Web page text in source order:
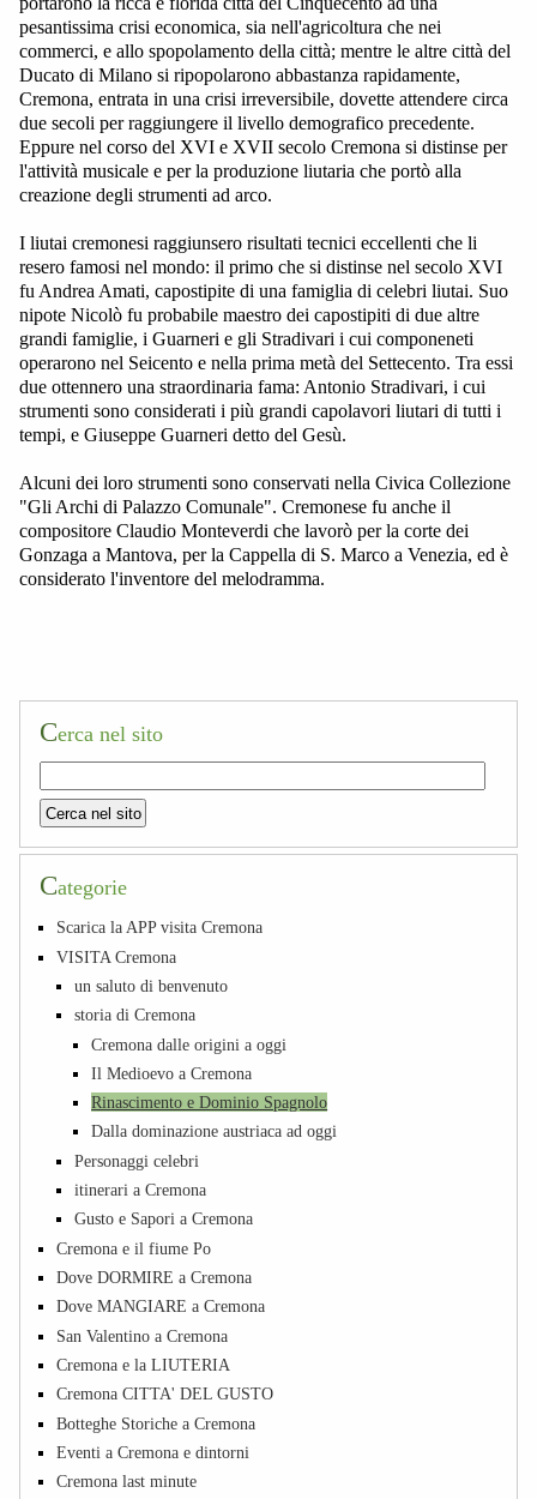
pesantissima crisi economica, sia nell'agricoltura che nei
commerci, e allo spopolamento della città; mentre le altre città del
Ducato di Milano si ripopolarono abbastanza rapidamente,
Cremona, entrata in una crisi irreversibile, dovette attendere circa
due secoli per raggiungere il livello demografico precedente.
Eppure nel corso del XVI e XVII secolo Cremona si distinse per
l'attività musicale e per la produzione liutaria che portò alla
creazione degli strumenti ad arco.
I liutai cremonesi raggiunsero risultati tecnici eccellenti che li
resero famosi nel mondo: il primo che si distinse nel secolo XVI
fu Andrea Amati, capostipite di una famiglia di celebri liutai. Suo
nipote Nicolò fu probabile maestro dei capostipiti di due altre
grandi famiglie, i Guarneri e gli Stradivari i cui componeneti
operarono nel Seicento e nella prima metà del Settecento. Tra essi
due ottennero una straordinaria fama: Antonio Stradivari, i cui
strumenti sono considerati i più grandi capolavori liutari di tutti i
tempi, e Giuseppe Guarneri detto del Gesù.
Alcuni dei loro strumenti sono conservati nella Civica Collezione
"Gli Archi di Palazzo Comunale". Cremonese fu anche il
compositore Claudio Monteverdi che lavorò per la corte dei
Gonzaga a Mantova, per la Cappella di S. Marco a Venezia, ed è
considerato l'inventore del melodramma.
Cerca nel sito
Categorie
Scarica la APP visita Cremona
VISITA Cremona
un saluto di benvenuto
storia di Cremona
Cremona dalle origini a oggi
Il Medioevo a Cremona
Rinascimento e Dominio Spagnolo
Dalla dominazione austriaca ad oggi
Personaggi celebri
itinerari a Cremona
Gusto e Sapori a Cremona
Cremona e il fiume Po
Dove DORMIRE a Cremona
Dove MANGIARE a Cremona
San Valentino a Cremona
Cremona e la LIUTERIA
Cremona CITTA' DEL GUSTO
Botteghe Storiche a Cremona
Eventi a Cremona e dintorni
Cremona last minute